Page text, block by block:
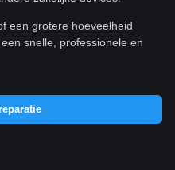
een grotere hoeveelheid
snelle, professionele en